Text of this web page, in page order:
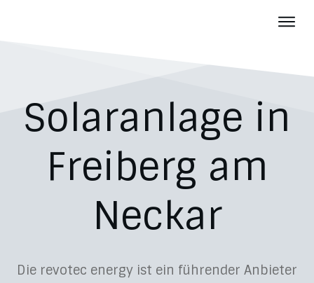
Solaranlage in
Freiberg am
Neckar
Die revotec energy ist ein führender Anbieter